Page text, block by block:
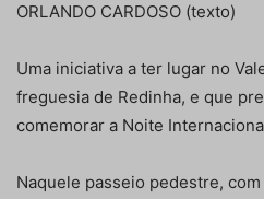
ORLANDO CARDOSO (texto)
Uma iniciativa a ter lugar no
freguesia de Redinha, e que
comemorar a Noite
Naquele passeio pedestre,